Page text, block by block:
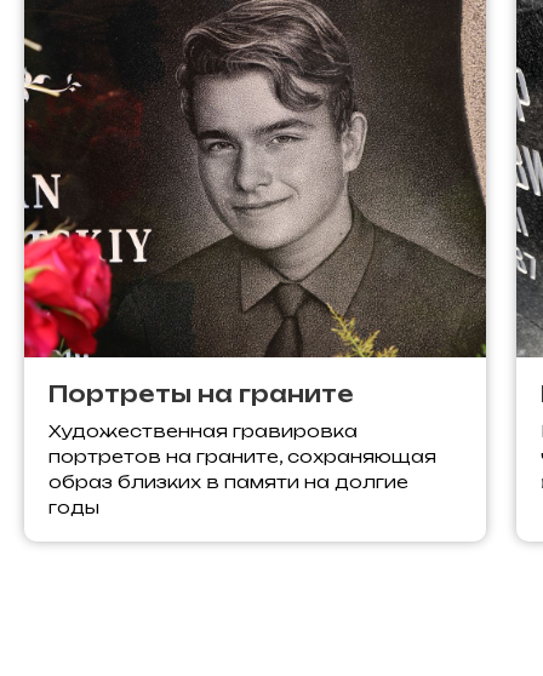
Портреты на граните
Художественная гравировка
портретов на граните, сохраняющая
образ близких в памяти на долгие
годы